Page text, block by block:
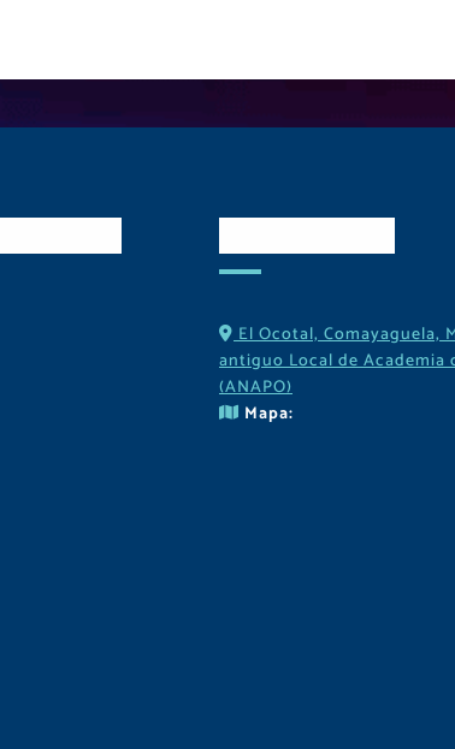
El Ocotal, Comayaguela,
antiguo Local de Academia
(ANAPO)
Mapa: